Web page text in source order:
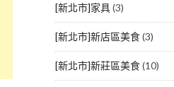
[新北市]家具(3)
[新北市]新店區美食(3)
[新北市]新莊區美食(10)